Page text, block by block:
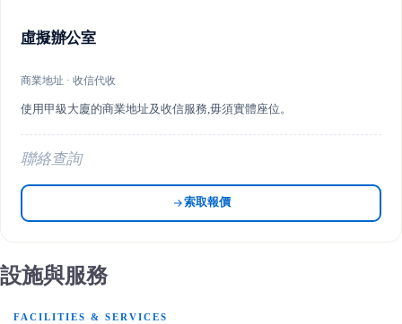
虛擬辦公室
商業地址 · 收信代收
使用甲級大廈的商業地址及收信服務,毋須實體座位。
聯絡查詢
索取報價
設施與服務
FACILITIES & SERVICES